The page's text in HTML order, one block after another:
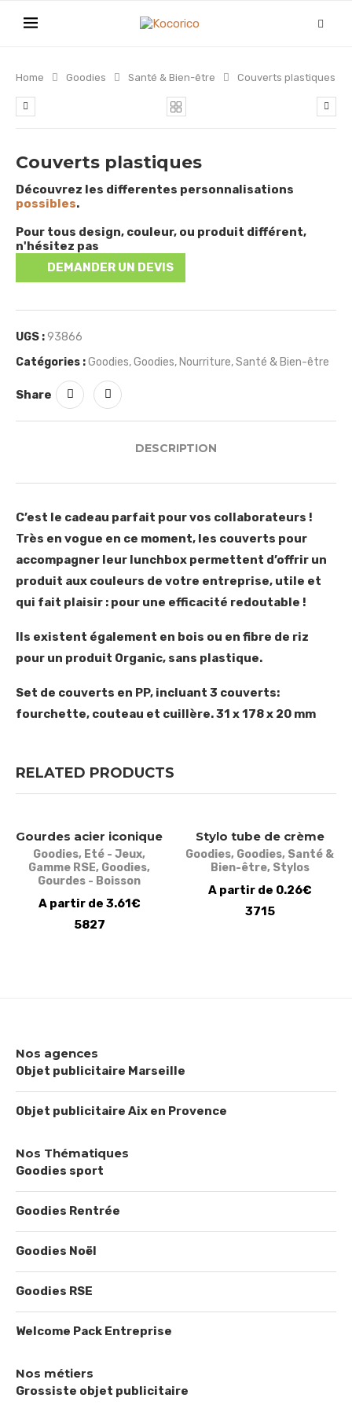
Home Goodies Santé & Bien-être Couverts plastiques
Couverts plastiques
Découvrez les differentes personnalisations
possibles.
Pour tous design, couleur, ou produit différent,
n'hésitez pas
DEMANDER UN DEVIS
UGS :93866
Catégories :Goodies,Goodies, Nourriture,Santé & Bien-être
Share
DESCRIPTION
C’est le cadeau parfait pour vos collaborateurs !
Très en vogue en ce moment, les couverts pour
accompagner leur lunchbox permettent d’offrir un
produit aux couleurs de votre entreprise, utile et
qui fait plaisir : pour une efficacité redoutable !
Ils existent également en bois ou en fibre de riz
pour un produit Organic, sans plastique.
Set de couverts en PP, incluant 3 couverts:
fourchette, couteau et cuillère. 31 x 178 x 20 mm
RELATED PRODUCTS
Gourdes acier iconique
Goodies, Eté - Jeux,
Gamme RSE, Goodies,
Gourdes - Boisson
A partir de 3.61€
5827
Stylo tube de crème
Goodies, Goodies, Santé &
Bien-être, Stylos
A partir de 0.26€
3715
Nos agences
Objet publicitaire Marseille
Objet publicitaire Aix en Provence
Nos Thématiques
Goodies sport
Goodies Rentrée
Goodies Noël
Goodies RSE
Welcome Pack Entreprise
Nos métiers
Grossiste objet publicitaire